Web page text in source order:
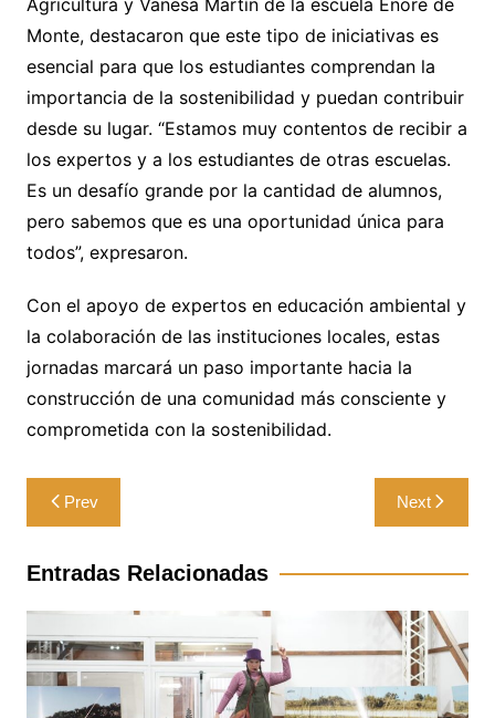
Agricultura y Vanesa Martín de la escuela Enore de
Monte, destacaron que este tipo de iniciativas es
esencial para que los estudiantes comprendan la
importancia de la sostenibilidad y puedan contribuir
desde su lugar. “Estamos muy contentos de recibir a
los expertos y a los estudiantes de otras escuelas.
Es un desafío grande por la cantidad de alumnos,
pero sabemos que es una oportunidad única para
todos”, expresaron.
Con el apoyo de expertos en educación ambiental y
la colaboración de las instituciones locales, estas
jornadas marcará un paso importante hacia la
construcción de una comunidad más consciente y
comprometida con la sostenibilidad.
Navegación
de
entradas
Prev Next
Entradas Relacionadas